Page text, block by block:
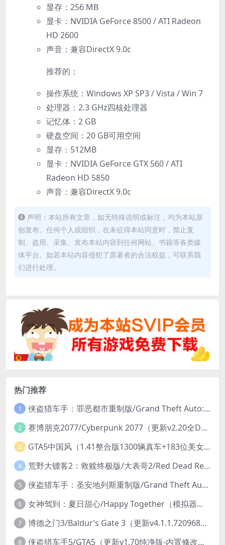
显存：256 MB
显卡：NVIDIA GeForce 8500 / ATI Radeon
HD 2600
声音：兼容DirectX 9.0c
推荐的：
操作系统：Windows XP SP3 / Vista / Win 7
处理器：2.3 GHz四核处理器
记忆体：2 GB
硬盘空间：20 GB可用空间
显存：512MB
显卡：NVIDIA GeForce GTX 560 / ATI
Radeon HD 5850
声音：兼容DirectX 9.0c
声明：本站所有文章，如无特殊说明或标注，均为本站原
创发布。任何个人或组织，在未征得本站同意时，禁止复
制、盗用、采集、发布本站内容到任何网站、书籍等各类媒
体平台。如若本站内容侵犯了原著者的合法权益，可联系我
们进行处理。
热门推荐
1 侠盗猎车手：罪恶都市重制版/Grand Theft Auto: Vice City – The Definitive Edition
2 赛博朋克2077/Cyberpunk 2077（更新v2.20全DLC）
3 GTA5中国风（1.41整合版1300辆真车+183位美女与英雄+200%存档）
4 荒野大镖客2：救赎终极版/大表哥2/Red Dead Redemption 2: Ultimate Edition（更新v1491.50终极版）
5 侠盗猎车手：圣安地列斯重制版/Grand Theft Auto: San Andreas – The Definitive Edition（更新v1.113.49697469）
6 女神驾到：夏日甜心/Happy Together（模拟器版-升级豪华终极珍藏版+全DLC）
7 博德之门3/Baldur’s Gate 3（更新v4.1.1.7209685）
8 侠盗猎车手5/GTA5（更新v1.70纯净版-内置修改器+通关存档）